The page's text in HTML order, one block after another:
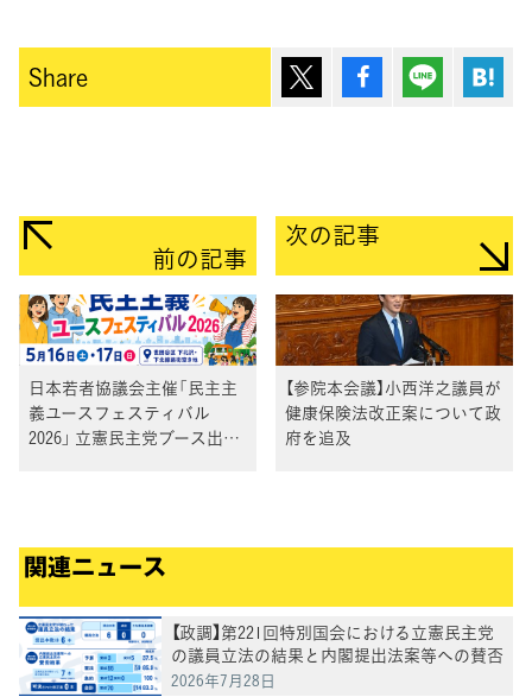
Share ポスト シェア Lineで送
前の記事
日本若者協議会主催「民主主
義ユースフェスティバル
2026」 立憲民主党ブース出展
次の記事
【参院本会議】小西洋之議員が
健康保険法改正案について政
府を追及
関連ニュース
【政調】第221回特別国会における立憲民主党
の議員立法の結果と内閣提出法案等への賛否
結果
2026年7月28日